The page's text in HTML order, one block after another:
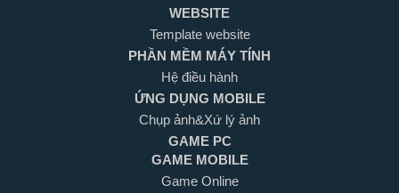
WEBSITE
Template website
PHẦN MỀM MÁY TÍNH
Hệ điều hành
ỨNG DỤNG MOBILE
Chụp ảnh&Xứ lý ảnh
GAME PC
GAME MOBILE
Game Online